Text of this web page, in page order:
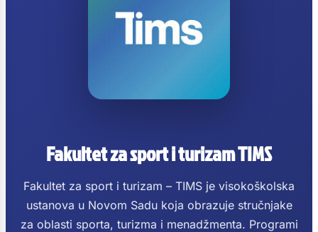
Fakultet za sport i turizam TIMS
Fakultet za sport i turizam – TIMS je visokoškolska
ustanova u Novom Sadu koja obrazuje stručnjake
za oblasti sporta, turizma i menadžmenta. Programi